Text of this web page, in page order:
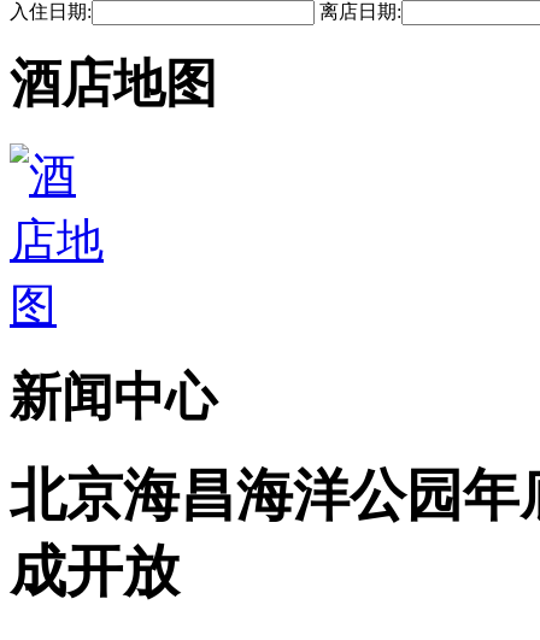
入住日期: 离店日期:
酒店地图
新闻中心
北京海昌海洋公园年
成开放